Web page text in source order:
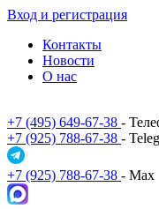
Вход и регистрация
Контакты
Новости
О нас
+7 (495) 649-67-38 -
+7 (925) 788-67-38 -
+7 (925) 788-67-38 - Max